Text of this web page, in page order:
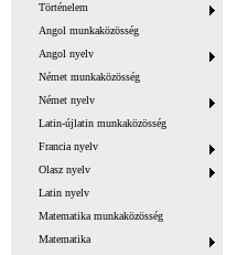
Történelem
Angol munkaközösség
Angol nyelv
Német munkaközösség
Német nyelv
Latin-újlatin munkaközösség
Francia nyelv
Olasz nyelv
Latin nyelv
Matematika munkaközösség
Matematika